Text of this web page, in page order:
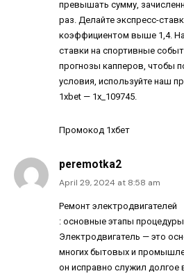
превышать сумму,
раз. Делайте экспресс-
коэффициентом выше 1,4.
ставки на спортивные
прогнозы капперов, чтобы
условия, используйте наш
1xbet — 1x_109745.
Промокод 1хбет
peremotka2
April 29, 2024 at 8:58 am
Ремонт электродвигателей
: основные этапы процедуры
Электродвигатель — это
многих бытовых и
он исправно служил долгое